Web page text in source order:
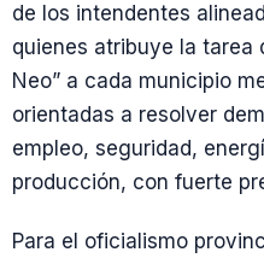
de los intendentes
quienes atribuye la tarea
Neo” a cada municipio
orientadas a resolver
empleo, seguridad,
producción, con fuerte
Para el oficialismo